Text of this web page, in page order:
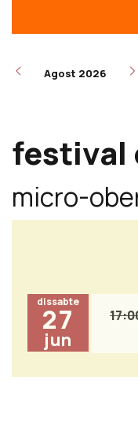
Agost 2026
festival
micro-
dissabte
27
jun